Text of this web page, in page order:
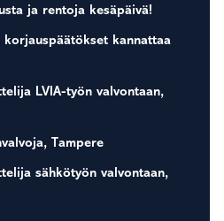
ja rentoja kesäpäivä!
korjauspäätökset kannattaa
LVIA-työn valvontaan,
Tampere
sähkötyön valvontaan,